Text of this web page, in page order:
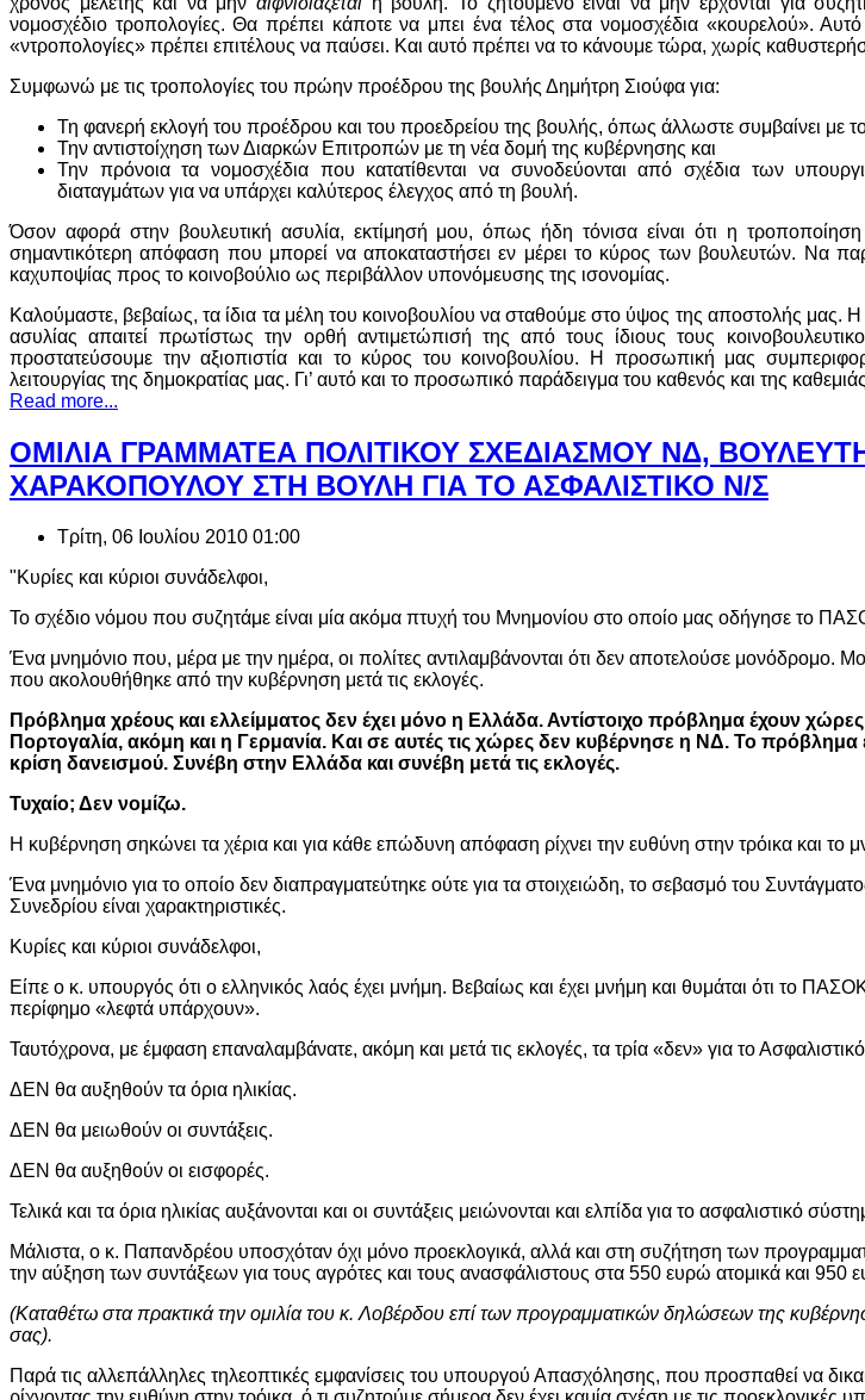
νομοσχέδιο τροπολογίες. Θα πρέπει κάποτε να μπει ένα τέλος στα νομοσχέδια «κουρελού».
«ντροπολογίες» πρέπει επιτέλους να παύσει. Και αυτό πρέπει να το κάνουμε τώρα, χωρίς
Συμφωνώ με τις τροπολογίες του πρώην προέδρου της βουλής Δημήτρη Σιούφα για:
Τη φανερή εκλογή του προέδρου και του προεδρείου της βουλής, όπως άλλωστε συμβαίνει με
Την αντιστοίχηση των Διαρκών Επιτροπών με τη νέα δομή της κυβέρνησης και
Την πρόνοια τα νομοσχέδια που κατατίθενται να συνοδεύονται από σχέδια των
διαταγμάτων για να υπάρχει καλύτερος έλεγχος από τη βουλή.
Όσον αφορά στην βουλευτική ασυλία, εκτίμησή μου, όπως ήδη τόνισα είναι ότι η
σημαντικότερη απόφαση που μπορεί να αποκαταστήσει εν μέρει το κύρος των βουλευτών. Να
καχυποψίας προς το κοινοβούλιο ως περιβάλλον υπονόμευσης της ισονομίας.
Καλούμαστε, βεβαίως, τα ίδια τα μέλη του κοινοβουλίου να σταθούμε στο ύψος της αποστολής μας.
ασυλίας απαιτεί πρωτίστως την ορθή αντιμετώπισή της από τους ίδιους τους
προστατεύσουμε την αξιοπιστία και το κύρος του κοινοβουλίου. Η προσωπική μας
λειτουργίας της δημοκρατίας μας. Γι’ αυτό και το προσωπικό παράδειγμα του καθενός και της καθεμιάς
Read more...
ΟΜΙΛΙΑ ΓΡΑΜΜΑΤΕΑ ΠΟΛΙΤΙΚΟΥ ΣΧΕΔΙΑΣΜΟΥ ΝΔ,
ΧΑΡΑΚΟΠΟΥΛΟΥ ΣΤΗ ΒΟΥΛΗ ΓΙΑ ΤΟ ΑΣΦΑΛΙΣΤΙΚΟ Ν/Σ
Τρίτη, 06 Ιουλίου 2010 01:00
"Κυρίες και κύριοι συνάδελφοι,
Το σχέδιο νόμου που συζητάμε είναι μία ακόμα πτυχή του Μνημονίου στο οποίο μας οδήγησε το
Ένα μνημόνιο που, μέρα με την ημέρα, οι πολίτες αντιλαμβάνονται ότι δεν αποτελούσε μονόδρομο.
που ακολουθήθηκε από την κυβέρνηση μετά τις εκλογές.
Πρόβλημα χρέους και ελλείμματος δεν έχει μόνο η Ελλάδα. Αντίστοιχο πρόβλημα έχουν
Πορτογαλία, ακόμη και η Γερμανία. Και σε αυτές τις χώρες δεν κυβέρνησε η ΝΔ. Το πρόβλημα
κρίση δανεισμού. Συνέβη στην Ελλάδα και συνέβη μετά τις εκλογές.
Τυχαίο; Δεν νομίζω.
Η κυβέρνηση σηκώνει τα χέρια και για κάθε επώδυνη απόφαση ρίχνει την ευθύνη στην τρόικα και το
Ένα μνημόνιο για το οποίο δεν διαπραγματεύτηκε ούτε για τα στοιχειώδη, το σεβασμό του
Συνεδρίου είναι χαρακτηριστικές.
Κυρίες και κύριοι συνάδελφοι,
Είπε ο κ. υπουργός ότι ο ελληνικός λαός έχει μνήμη. Βεβαίως και έχει μνήμη και θυμάται ότι το
περίφημο «λεφτά υπάρχουν».
Ταυτόχρονα, με έμφαση επαναλαμβάνατε, ακόμη και μετά τις εκλογές, τα τρία «δεν» για το
ΔΕΝ θα αυξηθούν τα όρια ηλικίας.
ΔΕΝ θα μειωθούν οι συντάξεις.
ΔΕΝ θα αυξηθούν οι εισφορές.
Τελικά και τα όρια ηλικίας αυξάνονται και οι συντάξεις μειώνονται και ελπίδα για το ασφαλιστικό
Μάλιστα, ο κ. Παπανδρέου υποσχόταν όχι μόνο προεκλογικά, αλλά και στη συζήτηση των
την αύξηση των συντάξεων για τους αγρότες και τους ανασφάλιστους στα 550 ευρώ ατομικά και 950
(Καταθέτω στα πρακτικά την ομιλία του κ. Λοβέρδου επί των προγραμματικών δηλώσεων της
σας).
Παρά τις αλλεπάλληλες τηλεοπτικές εμφανίσεις του υπουργού Απασχόλησης, που προσπαθεί να